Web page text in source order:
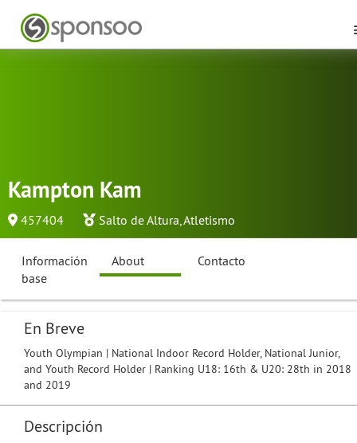
Kampton Kam
457404 Salto de Altura,Atletismo
Información
base
About Contacto
En Breve
Youth Olympian | National Indoor Record Holder, National Junior,
and Youth Record Holder | Ranking U18: 16th & U20: 28th in 2018
and 2019
Descripción